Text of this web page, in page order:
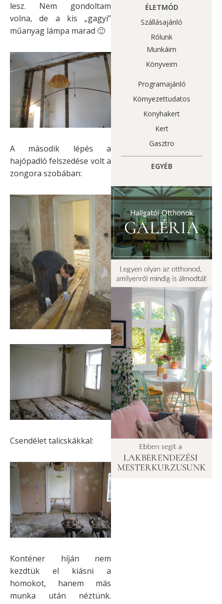
lesz. Nem gondoltam
volna, de a kis „gagyi”
műanyag lámpa marad 🙂
A második lépés a
hajópadló felszedése volt a
zongora szobában:
Csendélet talicskákkal:
Konténer híján nem
kezdtük el kiásni a
homokot, hanem más
munka után néztünk.
ÉLETMÓD
Szállásajánló
Rólunk
Munkáim
Könyveim
Programajánló
Környezettudatos
Konyhakert
Kert
Gasztro
EGYÉB